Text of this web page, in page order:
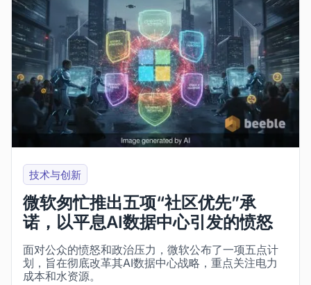
技术与创新
微软匆忙推出五项“社区优先”承
诺，以平息AI数据中心引发的愤怒
面对公众的愤怒和政治压力，微软公布了一项五点计
划，旨在彻底改革其AI数据中心战略，重点关注电力
成本和水资源。